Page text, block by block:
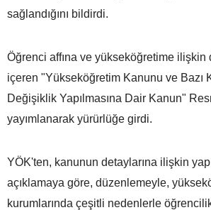
sağlandığını bildirdi.
Öğrenci affına ve yükseköğretime ilişkin
içeren "Yükseköğretim Kanunu ve Bazı
Değişiklik Yapılmasına Dair Kanun"
yayımlanarak yürürlüğe girdi.
YÖK'ten, kanunun detaylarına ilişkin
açıklamaya göre, düzenlemeyle,
kurumlarında çeşitli nedenlerle öğrencilik